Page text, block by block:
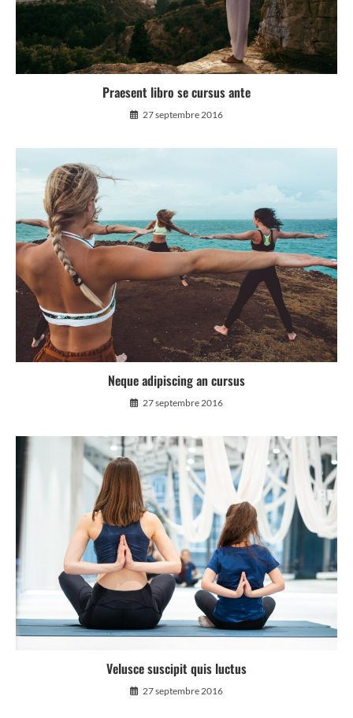
Praesent libro se cursus ante
27 septembre 2016
Neque adipiscing an cursus
27 septembre 2016
Velusce suscipit quis luctus
27 septembre 2016